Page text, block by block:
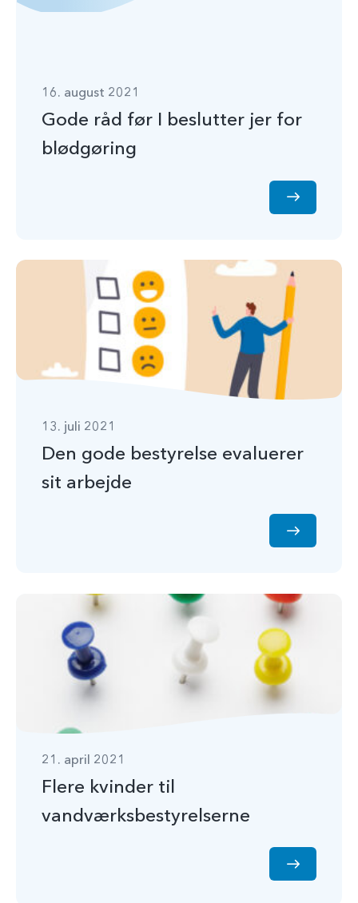
16. august 2021
Gode råd før I beslutter jer for
blødgøring
13. juli 2021
Den gode bestyrelse evaluerer
sit arbejde
21. april 2021
Flere kvinder til
vandværksbestyrelserne